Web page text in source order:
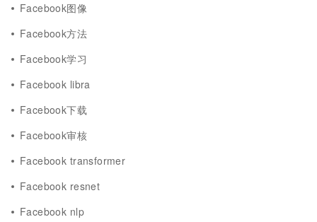
Facebook图像
Facebook方法
Facebook学习
Facebook libra
Facebook下载
Facebook审核
Facebook transformer
Facebook resnet
Facebook nlp